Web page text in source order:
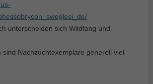
unterscheiden sich Wildfang und
sind Nachzuchtexemplare generell viel